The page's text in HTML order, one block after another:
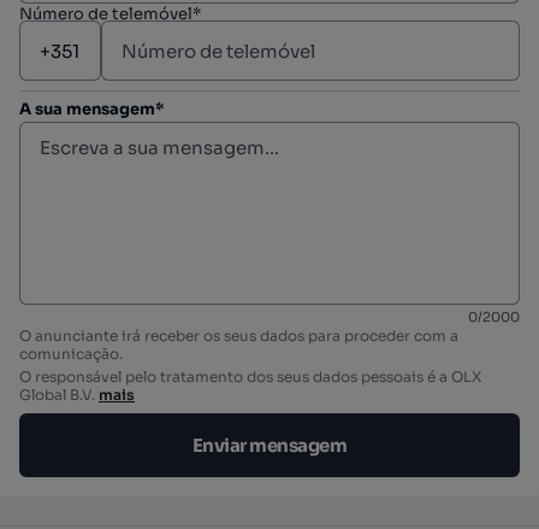
Número de telemóvel*
A sua mensagem*
0/2000
O anunciante irá receber os seus dados para proceder com a
comunicação.
O responsável pelo tratamento dos seus dados pessoais é a OLX
Global B.V. mais
Enviar mensagem